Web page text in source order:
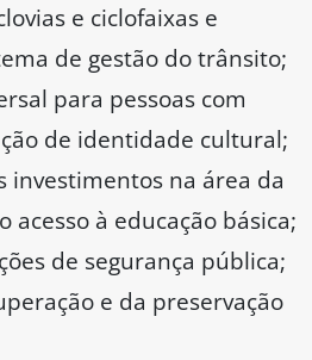
e ciclofaixas e
de gestão do trânsito;
para pessoas com
de identidade cultural;
na área da
acesso à educação básica;
de segurança pública;
e da preservação